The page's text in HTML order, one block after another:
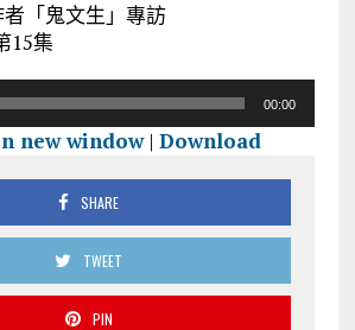
者「鬼文生」專訪
15集
00:00
new window| Download
SHARE
TWEET
PIN